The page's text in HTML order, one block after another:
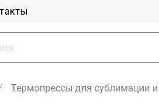
Термопрессы для сублимации